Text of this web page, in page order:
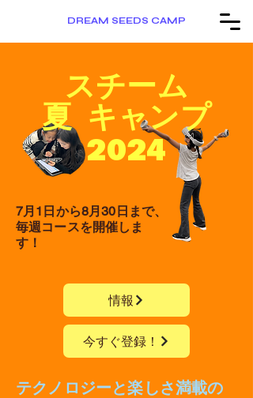
DREAM SEEDS CAMP
スチーム
夏 キャンプ
2024
7月1日から8月30日まで、
毎週コースを開催しま
す！
情報
今すぐ登録！
テクノロジーと楽しさ満載の